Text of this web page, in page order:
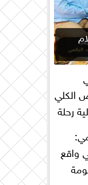
الكلي
رحلة
واقع